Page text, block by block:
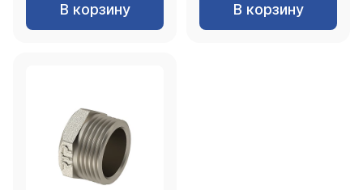
В корзину В корзину